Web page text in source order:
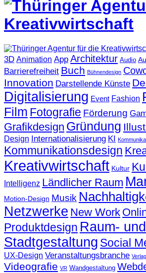
3D Animation App Architektur Audio
Barrierefreiheit Buch Bühnendesign
Innovation Darstellende Künste
Digitalisierung Event Fashion
Film Fotografie Förderung
Grafikdesign Gründung
Design Internationalisierung KI
Kommunikationsdesign
Kreativwirtschaft Kultur
Intelligenz Ländlicher Raum
Motion-Design Musik
Netzwerke New Work
Produktdesign Raum- und
Stadtgestaltung Social
UX-Design Veranstaltungsbranche
Videografie VR Wandgestaltung